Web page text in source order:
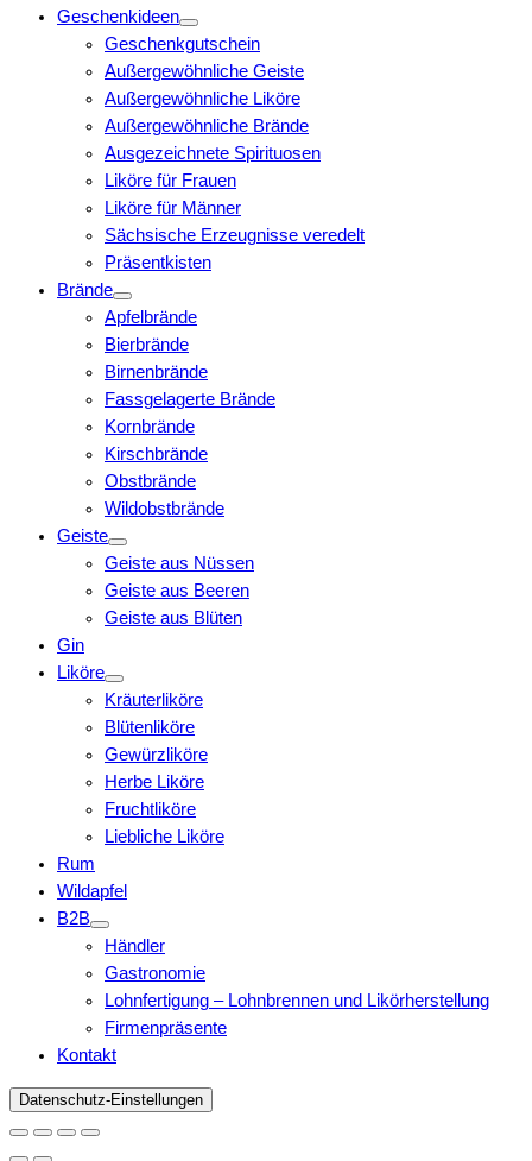
Geschenkideen
Geschenkgutschein
Außergewöhnliche Geiste
Außergewöhnliche Liköre
Außergewöhnliche Brände
Ausgezeichnete Spirituosen
Liköre für Frauen
Liköre für Männer
Sächsische Erzeugnisse veredelt
Präsentkisten
Brände
Apfelbrände
Bierbrände
Birnenbrände
Fassgelagerte Brände
Kornbrände
Kirschbrände
Obstbrände
Wildobstbrände
Geiste
Geiste aus Nüssen
Geiste aus Beeren
Geiste aus Blüten
Gin
Liköre
Kräuterliköre
Blütenliköre
Gewürzliköre
Herbe Liköre
Fruchtliköre
Liebliche Liköre
Rum
Wildapfel
B2B
Händler
Gastronomie
Lohnfertigung – Lohnbrennen und Likörherstellung
Firmenpräsente
Kontakt
Datenschutz-Einstellungen